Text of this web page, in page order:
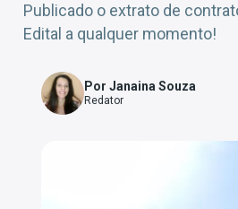
Publicado o extrato de
Edital a qualquer momento!
Por Janaina Souza
Redator